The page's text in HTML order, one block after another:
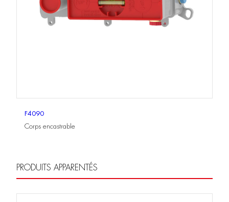
F4090
Corps encastrable
PRODUITS APPARENTÉS